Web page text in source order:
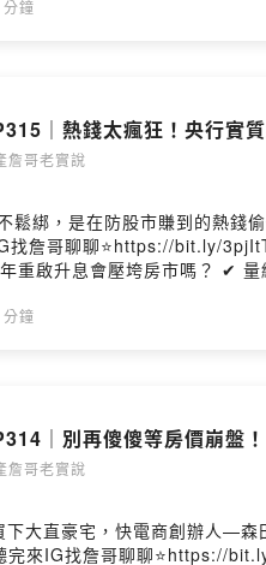
C1ViQg ⭐來FB找我 https://
鐘
｜熱錢太瘋狂！央行實
詹哥老實說
鬆綁，是在防股市賺到的熱錢
｜本集重點｜ ✔ 央行Q2理監事會 房市管制繼續按兵不動！ ✔ 央行堅決不鬆綁 是嚴防股市熱錢流回房
垮房市嗎？ ✔ 量縮價盤的格局下 到底誰會先撐不住？ 主持
架 --Hosting provided by
鐘
｜別再傻傻等房價崩盤
詹哥老實說
下大直豪宅，快電商創辦人—
bit.ly/3pjItT8 ｜本集重點｜ ✔ 從10年漂泊到買房！創業初期的租屋血淚 ✔ 為何放棄東區生